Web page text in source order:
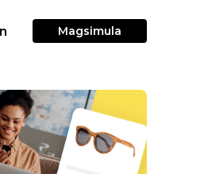
Magsimula